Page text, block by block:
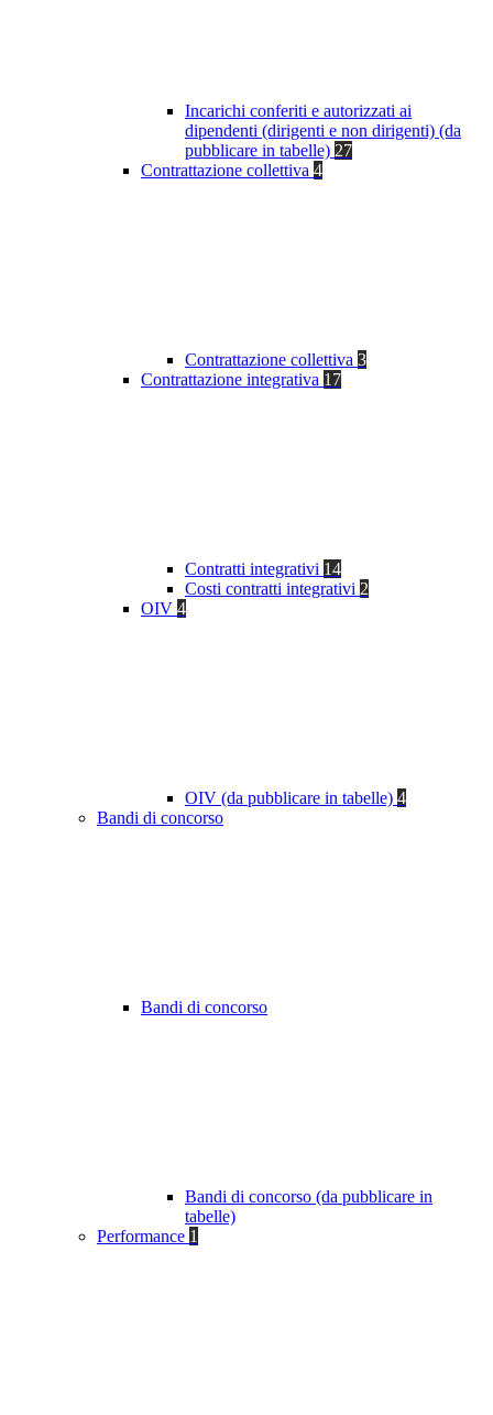
Incarichi conferiti e autorizzati ai
dipendenti (dirigenti e non dirigenti) (da
pubblicare in tabelle) 27
Contrattazione collettiva 4
Contrattazione collettiva 3
Contrattazione integrativa 17
Contratti integrativi 14
Costi contratti integrativi 2
OIV 4
OIV (da pubblicare in tabelle) 4
Bandi di concorso
Bandi di concorso
Bandi di concorso (da pubblicare in
tabelle)
Performance 1